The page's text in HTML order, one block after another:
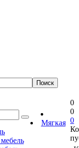
Мягкая
0
0
0